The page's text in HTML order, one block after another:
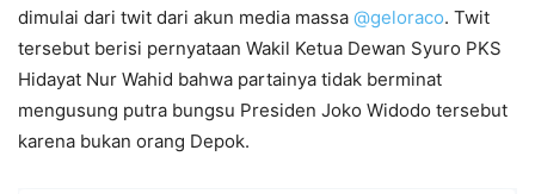
dimulai dari twit dari akun media massa @geloraco. Twit
tersebut berisi pernyataan Wakil Ketua Dewan Syuro PKS
Hidayat Nur Wahid bahwa partainya tidak berminat
mengusung putra bungsu Presiden Joko Widodo tersebut
karena bukan orang Depok.